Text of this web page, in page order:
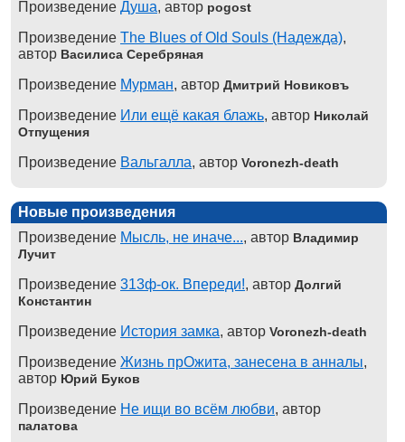
Произведение Душа, автор pogost
Произведение The Blues of Old Souls (Надежда),
автор Василиса Серебряная
Произведение Мурман, автор Дмитрий Новиковъ
Произведение Или ещё какая блажь, автор Николай
Отпущения
Произведение Вальгалла, автор Voronezh-death
Новые произведения
Произведение Мысль, не иначе..., автор Владимир
Лучит
Произведение 313ф-ок. Впереди!, автор Долгий
Константин
Произведение История замка, автор Voronezh-death
Произведение Жизнь прОжита, занесена в анналы,
автор Юрий Буков
Произведение Не ищи во всём любви, автор
палатова